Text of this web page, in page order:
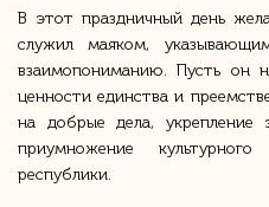
В этот праздничный день
служил маяком,
взаимопониманию. Пусть он
ценности единства и
на добрые дела, укрепление
приумножение
республики.